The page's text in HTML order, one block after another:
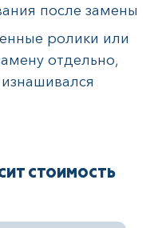
после замены
ролики или
отдельно,
СТОИМОСТЬ